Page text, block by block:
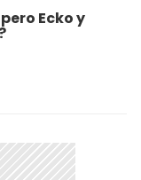
Ecko y